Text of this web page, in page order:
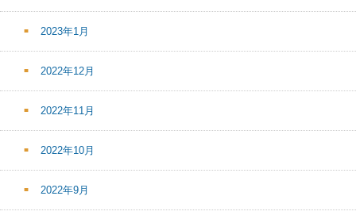
2023年1月
2022年12月
2022年11月
2022年10月
2022年9月